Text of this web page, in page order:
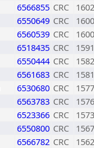
6566855 CRC
1602
6550649 CRC
1600
6560539 CRC
1600
6518435 CRC
1591
6550444 CRC
1582
6561683 CRC
1581
6530680 CRC
1577
6563783 CRC
1576
6523366 CRC
1573
6550800 CRC
1567
6566782 CRC
1562